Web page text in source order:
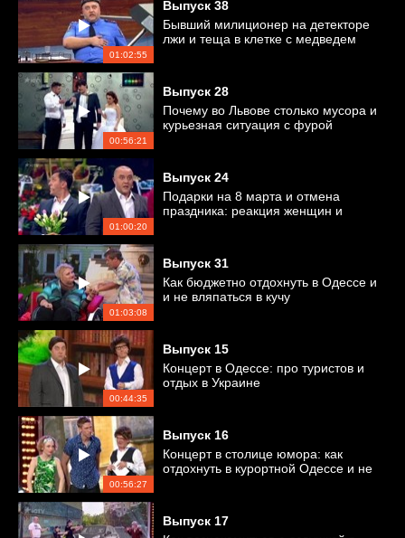
01:02:55
Выпуск 38
Бывший милиционер на детекторе
лжи и теща в клетке с медведем
00:56:21
Выпуск 28
Почему во Львове столько мусора и
курьезная ситуация с фурой
01:00:20
Выпуск 24
Подарки на 8 марта и отмена
праздника: реакция женщин и
01:03:08
Выпуск 31
Как бюджетно отдохнуть в Одессе и
и не вляпаться в кучу
00:44:35
Выпуск 15
Концерт в Одессе: про туристов и
отдых в Украине
00:56:27
Выпуск 16
Концерт в столице юмора: как
отдохнуть в курортной Одессе и не
Выпуск 17